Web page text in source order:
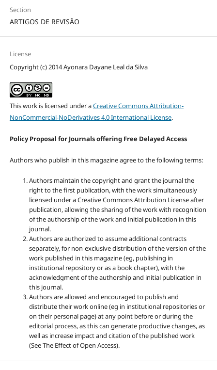
Section
ARTIGOS DE REVISÃO
License
Copyright (c) 2014 Ayonara Dayane Leal da Silva
This work is licensed under aCreative Commons Attribution-
NonCommercial-NoDerivatives 4.0 International License.
Policy Proposal for Journals offering Free Delayed Access
Authors who publish in this magazine agree to the following terms:
Authors maintain the copyright and grant the journal the
right to the first publication, with the work simultaneously
licensed under a Creative Commons Attribution License after
publication, allowing the sharing of the work with recognition
of the authorship of the work and initial publication in this
journal.
Authors are authorized to assume additional contracts
separately, for non-exclusive distribution of the version of the
work published in this magazine (eg, publishing in
institutional repository or as a book chapter), with the
acknowledgment of the authorship and initial publication in
this journal.
Authors are allowed and encouraged to publish and
distribute their work online (eg in institutional repositories or
on their personal page) at any point before or during the
editorial process, as this can generate productive changes, as
well as increase impact and citation of the published work
(See The Effect of Open Access).